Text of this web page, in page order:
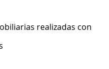
realizadas con